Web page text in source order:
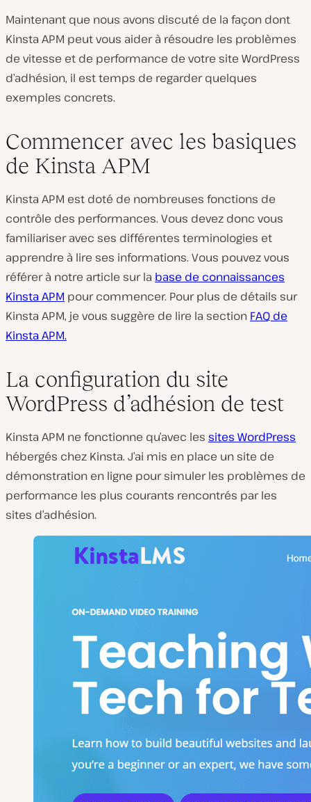
Maintenant que nous avons discuté de la façon dont
Kinsta APM peut vous aider à résoudre les problèmes
de vitesse et de performance de votre site WordPress
d’adhésion, il est temps de regarder quelques
exemples concrets.
Commencer avec les basiques
de Kinsta APM
Kinsta APM est doté de nombreuses fonctions de
contrôle des performances. Vous devez donc vous
familiariser avec ses différentes terminologies et
apprendre à lire ses informations. Vous pouvez vous
référer à notre article sur la base de connaissances
Kinsta APM pour commencer. Pour plus de détails sur
Kinsta APM, je vous suggère de lire la section FAQ de
Kinsta APM.
La configuration du site
WordPress d’adhésion de test
Kinsta APM ne fonctionne qu’avec les sites WordPress
hébergés chez Kinsta. J’ai mis en place un site de
démonstration en ligne pour simuler les problèmes de
performance les plus courants rencontrés par les
sites d’adhésion.